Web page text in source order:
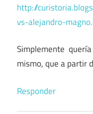
http://
vs-alejandro-
Simplemente
mismo, que a partir
Responder